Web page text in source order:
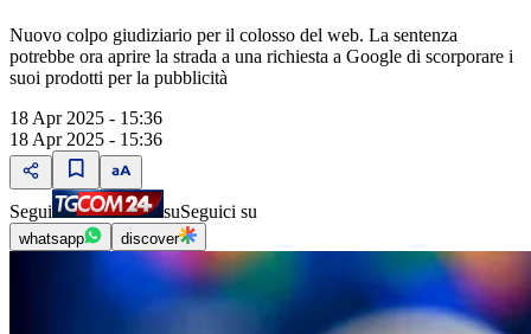
Nuovo colpo giudiziario per il colosso del web. La sentenza
potrebbe ora aprire la strada a una richiesta a Google di scorporare i
suoi prodotti per la pubblicità
18 Apr 2025 - 15:36
18 Apr 2025 - 15:36
Segui suSeguici su
whatsapp discover